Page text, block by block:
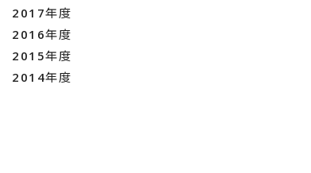
2017年度
2016年度
2015年度
2014年度